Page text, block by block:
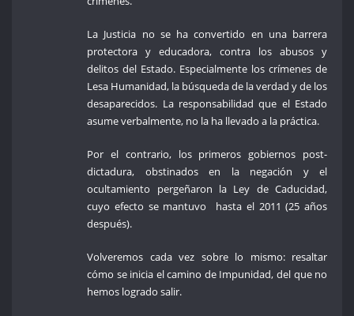
La Justicia no se ha convertido en una barrera
protectora y educadora, contra los abusos y
delitos del Estado. Especialmente los crímenes de
Lesa Humanidad, la búsqueda de la verdad y de los
desaparecidos. La responsabilidad que el Estado
asume verbalmente, no la ha llevado a la práctica.
Por el contrario, los primeros gobiernos post-
dictadura, obstinados en la negación y el
ocultamiento pergeñaron la Ley de Caducidad,
cuyo efecto se mantuvo hasta el 2011 (25 años
después).
Volveremos cada vez sobre lo mismo: resaltar
cómo se inicia el camino de Impunidad, del que no
hemos logrado salir.